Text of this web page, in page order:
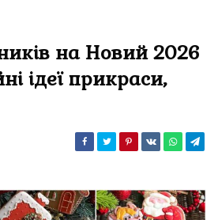
на Новий 2026
ідеї прикраси,